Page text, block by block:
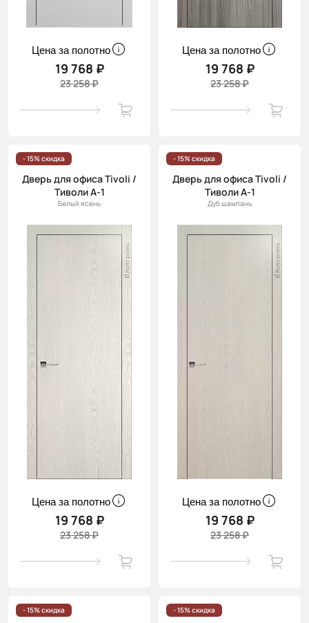
Цена за полотно
19 768 ₽
23 258 ₽
Цена за полотно
19 768 ₽
23 258 ₽
- 15% скидка
Дверь для офиса Tivoli /
Тиволи А-1
Белый ясень
Цена за полотно
19 768 ₽
23 258 ₽
- 15% скидка
Дверь для офиса Tivoli /
Тиволи А-1
Дуб шампань
Цена за полотно
19 768 ₽
23 258 ₽
- 15% скидка - 15% скидка